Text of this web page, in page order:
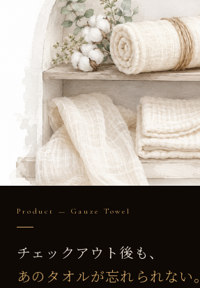
Product — Gauze Towel
チェックアウト後も、
あのタオルが忘れられない。